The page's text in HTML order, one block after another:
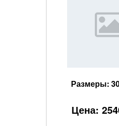
Размеры:
Цена: